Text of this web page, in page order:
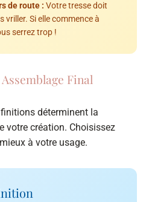
de route : Votre tresse doit
vriller. Si elle commence à
serrez trop !
Final
déterminent la
votre création. Choisissez
à votre usage.